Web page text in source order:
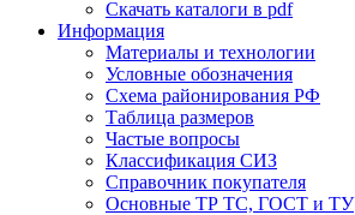
Скачать каталоги в pdf
Информация
Материалы и технологии
Условные обозначения
Схема районирования РФ
Таблица размеров
Частые вопросы
Классификация СИЗ
Справочник покупателя
Основные ТР ТС, ГОСТ и ТУ